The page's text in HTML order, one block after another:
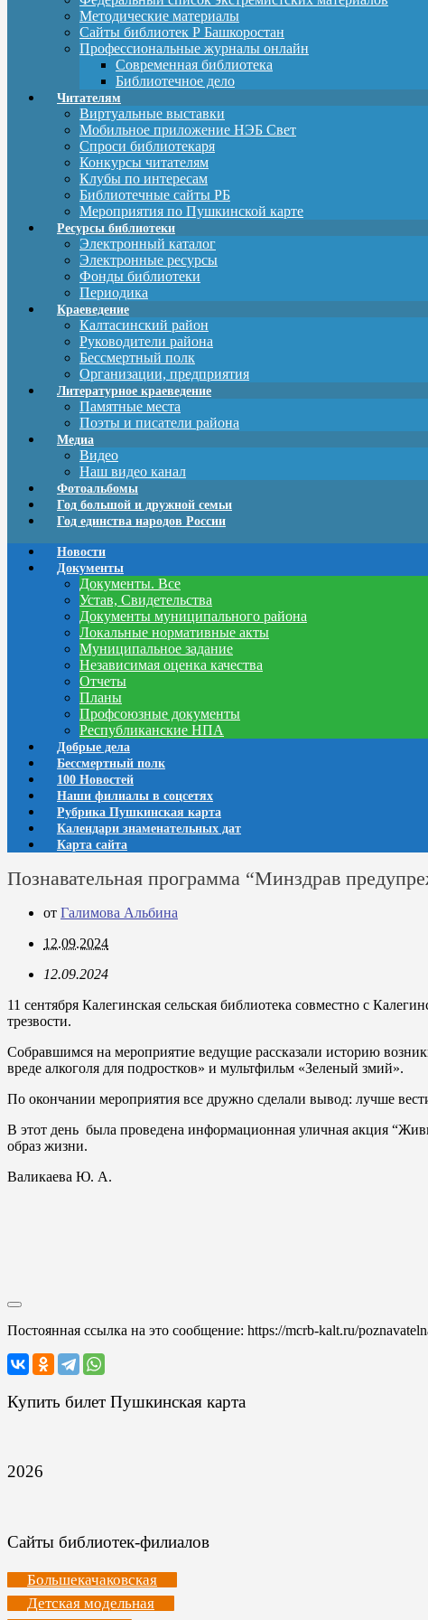
Методические материалы
Сайты библиотек Р Башкоростан
Профессиональные журналы онлайн
Современная библиотека
Библиотечное дело
Читателям
Виртуальные выставки
Мобильное приложение НЭБ Свет
Спроси библиотекаря
Конкурсы читателям
Клубы по интересам
Библиотечные сайты РБ
Мероприятия по Пушкинской карте
Ресурсы библиотеки
Электронный каталог
Электронные ресурсы
Фонды библиотеки
Периодика
Краеведение
Калтасинский район
Руководители района
Бессмертный полк
Организации, предприятия
Литературное краеведение
Памятные места
Поэты и писатели района
Медиа
Видео
Наш видео канал
Фотоальбомы
Год большой и дружной семьи
Год единства народов России
Новости
Документы
Документы. Все
Устав, Свидетельства
Документы муниципального района
Локальные нормативные акты
Муниципальное задание
Независимая оценка качества
Отчеты
Планы
Профсоюзные документы
Республиканские НПА
Добрые дела
Бессмертный полк
100 Новостей
Наши филиалы в соцсетях
Рубрика Пушкинская карта
Календари знаменательных дат
Карта сайта
Познавательная программа “Минздрав
от Галимова Альбина
12.09.2024
12.09.2024
11 сентября Калегинская сельская библиотека совместно с
трезвости.
Собравшимся на мероприятие ведущие рассказали историю
вреде алкоголя для подростков» и мультфильм «Зеленый змий».
По окончании мероприятия все дружно сделали вывод: лучше
В этот день была проведена информационная уличная акция
образ жизни.
Валикаева Ю. А.
Постоянная ссылка на это сообщение: https://mcrb-kalt.ru/
Купить билет Пушкинская карта
2026
Сайты библиотек-филиалов
Большекачаковская
Детская модельная